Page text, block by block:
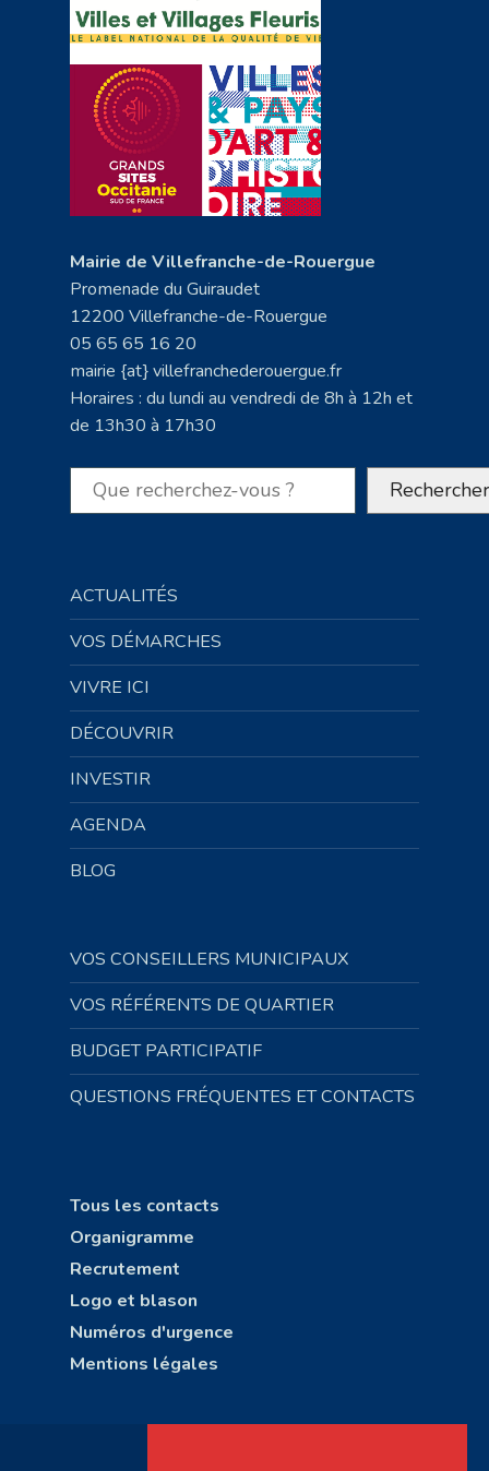
Mairie de Villefranche-de-Rouergue
Promenade du Guiraudet
12200 Villefranche-de-Rouergue
05 65 65 16 20
mairie {at} villefranchederouergue.fr
Horaires : du lundi au vendredi de 8h à 12h et
de 13h30 à 17h30
Rechercher Rechercher
ACTUALITÉS
VOS DÉMARCHES
VIVRE ICI
DÉCOUVRIR
INVESTIR
AGENDA
BLOG
VOS CONSEILLERS MUNICIPAUX
VOS RÉFÉRENTS DE QUARTIER
BUDGET PARTICIPATIF
QUESTIONS FRÉQUENTES ET CONTACTS
Tous les contacts
Organigramme
Recrutement
Logo et blason
Numéros d'urgence
Mentions légales